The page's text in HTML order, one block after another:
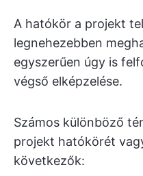
A hatókör a projekt
legnehezebben
egyszerűen úgy is
végső elképzelése.
Számos különböző
projekt hatókörét
következők: